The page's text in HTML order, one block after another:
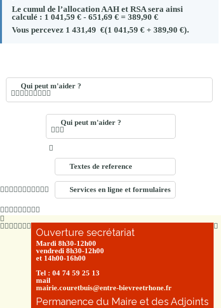
Le cumul de l’allocation AAH et RSA sera ainsi
calculé : 1 041,59 €- 651,69 €= 389,90 €
Vous percevez 1 431,49 €(1 041,59 €+ 389,90 €).
Qui peut m'aider ?
Qui peut m'aider ?
Textes de reference
Services en ligne et formulaires
Ouverture secrétariat
Mardi 8h30-12h00
vendredi 8h30-12h00
et 14h00-16h00
Tel : 04 74 59 25 13
mail
mairie.couretbuis@entre-bievreetrhone.fr
Permanence du Maire et des Adjoints